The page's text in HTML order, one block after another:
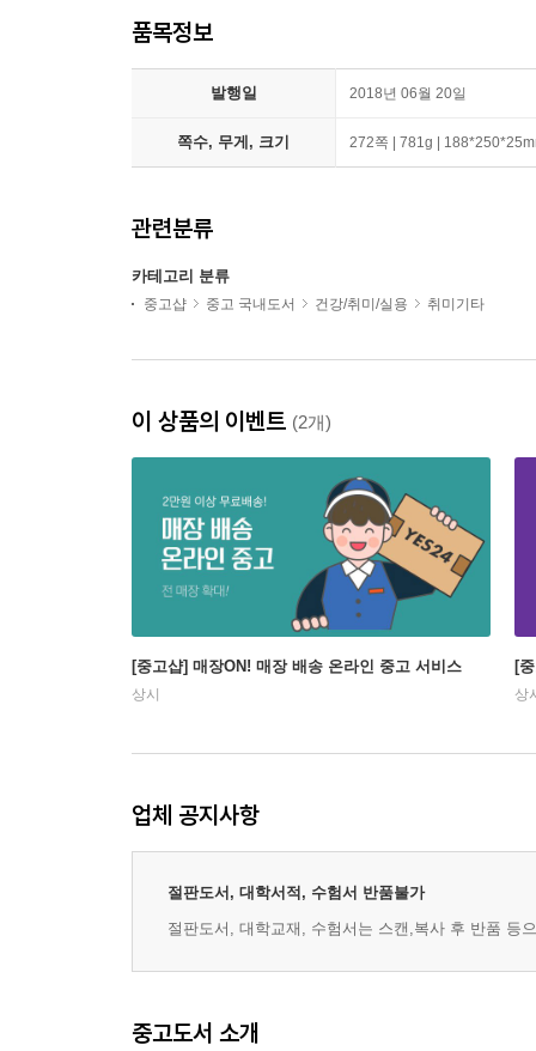
품목정보
발행일 2018년 06월 20일
쪽수, 무게, 크기 272쪽 | 781g |
관련분류
카테고리 분류
중고샵 중고 국내도서 건강/취미/실용 취미기타
이 상품의 이벤트 (2개)
[중고샵] 매장ON! 매장 배송 온라인 중고 서비스
상시
[
상
업체 공지사항
절판도서, 대학서적, 수험서 반품불가
절판도서, 대학교재, 수험서는 스캔,복사 후 반품 등
중고도서 소개